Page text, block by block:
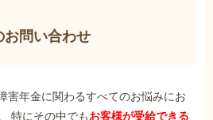
お問い合わせ
害年金に関わるすべてのお悩みにお
特にその中でもお客様が受給できる